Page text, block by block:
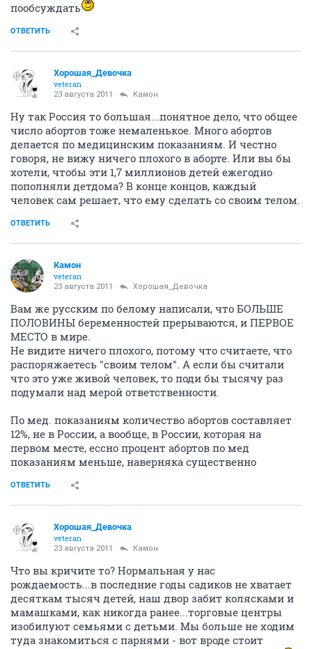
пообсуждать
ОТВЕТИТЬ
Хорошая_Девочка
veteran
23 августа 2011 Камон
Ну так Россия то большая...понятное дело, что общее
число абортов тоже немаленькое. Много абортов
делается по медицинским показаниям. И честно
говоря, не вижу ничего плохого в аборте. Или вы бы
хотели, чтобы эти 1,7 миллионов детей ежегодно
пополняли детдома? В конце концов, каждый
человек сам решает, что ему сделать со своим телом.
ОТВЕТИТЬ
Камон
veteran
23 августа 2011 Хорошая_Девочка
Вам же русским по белому написали, что БОЛЬШЕ
ПОЛОВИНЫ беременностей прерываются, и ПЕРВОЕ
МЕСТО в мире.
Не видите ничего плохого, потому что считаете, что
распоряжаетесь "своим телом". А если бы считали
что это уже живой человек, то поди бы тысячу раз
подумали над мерой ответственности.
По мед. показаниям количество абортов составляет
12%, не в России, а вообще, в России, которая на
первом месте, ессно процент абортов по мед
показаниям меньше, наверняка существенно
ОТВЕТИТЬ
Хорошая_Девочка
veteran
23 августа 2011 Камон
Что вы кричите то? Нормальная у нас
рождаемость...в последние годы садиков не хватает
десяткам тысяч детей, наш двор забит колясками и
мамашками, как никогда ранее...торговые центры
изобилуют семьями с детьми. Мы больше не ходим
туда знакомиться с парнями - вот вроде стоит